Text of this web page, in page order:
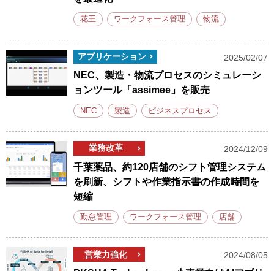
花王 ワークフォース管理 物流
アプリケーション 2025/02/07
NEC、製造・物流プロセスのシミュレーシ
ョンツール「assimee」を販売
NEC 製造 ビジネスプロセス
業務改革 2024/12/09
千葉薬品、約120店舗のシフト管理システム
を刷新、シフトや作業指示書の作成時間を
短縮
勤怠管理 ワークフォース管理 店舗
営業力強化 2024/08/05